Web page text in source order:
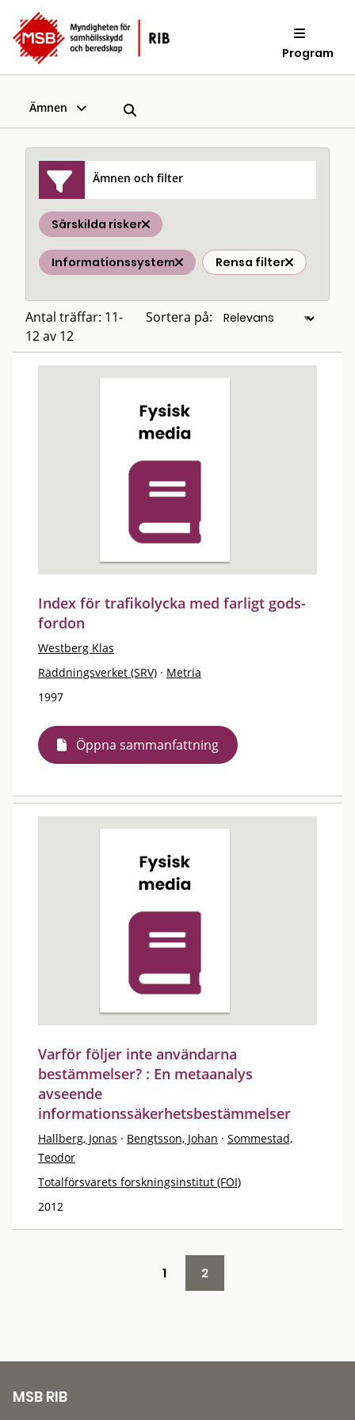
Program
Ämnen
Ämnen och filter
Särskilda risker
Informationssystem Rensa filter
Antal träffar: 11-
12 av 12
Sortera på:
Index för trafikolycka med farligt gods-
fordon
Westberg Klas
Räddningsverket (SRV) · Metria
1997
Öppna sammanfattning
Varför följer inte användarna
bestämmelser? : En metaanalys
avseende
informationssäkerhetsbestämmelser
Hallberg, Jonas · Bengtsson, Johan · Sommestad,
Teodor
Totalförsvarets forskningsinstitut (FOI)
2012
1 2
MSB RIB